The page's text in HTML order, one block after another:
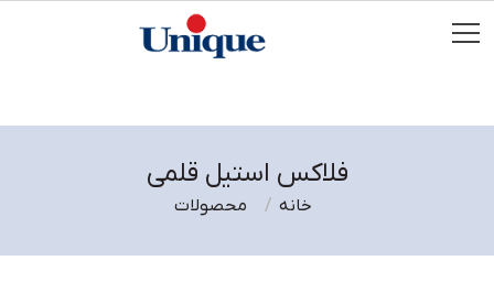
فلاکس استیل قلمی
محصولات خانه